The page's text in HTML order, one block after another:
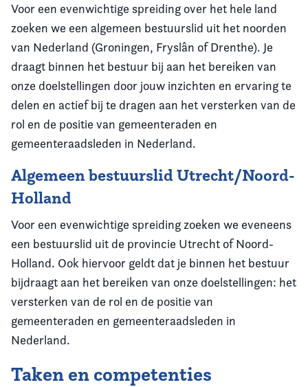
Voor een evenwichtige spreiding over het hele land
zoeken we een algemeen bestuurslid uit het noorden
van Nederland (Groningen, Fryslân of Drenthe). Je
draagt binnen het bestuur bij aan het bereiken van
onze doelstellingen door jouw inzichten en ervaring te
delen en actief bij te dragen aan het versterken van de
rol en de positie van gemeenteraden en
gemeenteraadsleden in Nederland.
Algemeen bestuurslid Utrecht/Noord-
Holland
Voor een evenwichtige spreiding zoeken we eveneens
een bestuurslid uit de provincie Utrecht of Noord-
Holland. Ook hiervoor geldt dat je binnen het bestuur
bijdraagt aan het bereiken van onze doelstellingen: het
versterken van de rol en de positie van
gemeenteraden en gemeenteraadsleden in
Nederland.
Taken en competenties